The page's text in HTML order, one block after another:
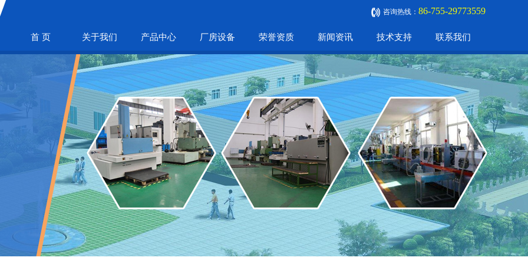
咨询热线： 86-755-29773559
首 页 关于我们 产品中心 厂房设备 荣誉资质 新闻资讯 技术支持 联系我们